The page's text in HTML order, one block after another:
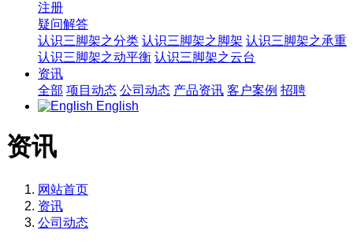
注册
疑问解答
认识三脚架之分类 认识三脚架之脚架 认识三脚架之承重
认识三脚架之动平衡 认识三脚架之云台
资讯
全部 项目动态 公司动态 产品资讯 客户案例 招聘
English
资讯
网站首页
资讯
公司动态